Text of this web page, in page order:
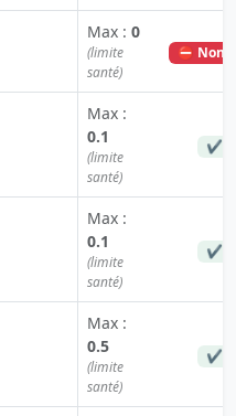
Max : 0
(limite
santé)
⛔ Non
Max :
0.1
(limite
santé)
✔
Max :
0.1
(limite
santé)
✔
Max :
0.5
(limite
santé)
✔